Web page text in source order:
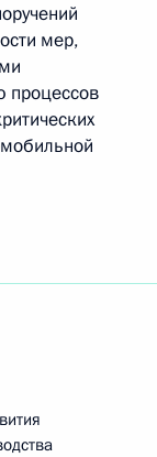
мер,
процессов